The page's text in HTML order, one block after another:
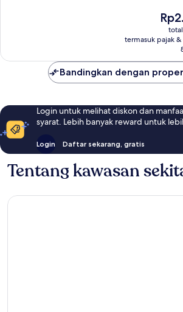
Harga
termasuk pajak
Bandingkan dengan
Login untuk melihat diskon dan
syarat. Lebih banyak reward untuk
Login Daftar sekarang, gratis
Tentang kawasan